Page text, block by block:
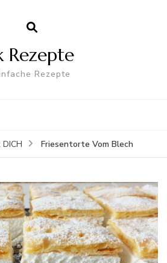
Rezepte
Rezepte
DICH Friesentorte Vom Blech